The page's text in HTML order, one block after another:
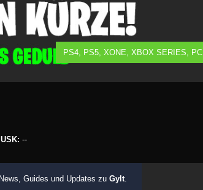
PS4, PS5, XONE, XBOX SERIES, PC
USK: --
Guides und Updates zu Gylt.